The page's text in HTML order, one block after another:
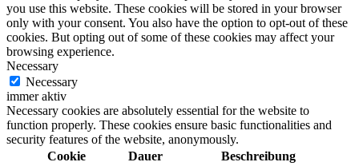
you use this website. These cookies will be stored in your browser
only with your consent. You also have the option to opt-out of these
cookies. But opting out of some of these cookies may affect your
browsing experience.
Necessary
Necessary
immer aktiv
Necessary cookies are absolutely essential for the website to
function properly. These cookies ensure basic functionalities and
security features of the website, anonymously.
Cookie
Dauer Beschreibung